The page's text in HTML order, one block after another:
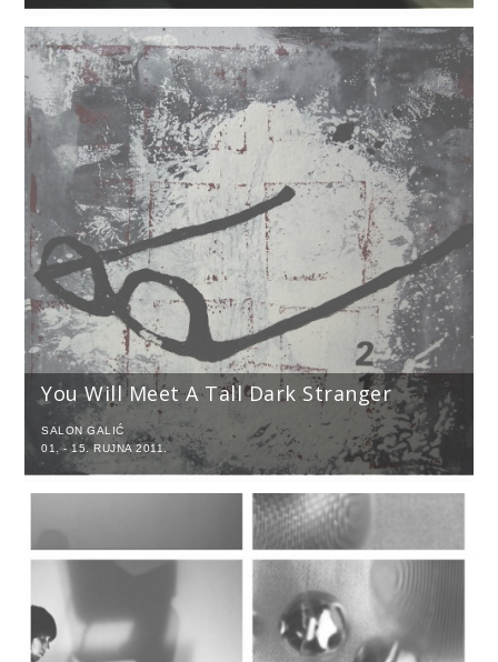
You Will Meet A Tall Dark Stranger
SALON GALIĆ
01. - 15. RUJNA 2011.